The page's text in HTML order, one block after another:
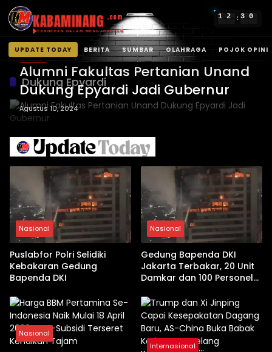
KABAMINANG .com
TERDEPAN DALAM MENGABARKAN
1 2 : 3 0
UPDATE TODAY BERITA SUMBAR OLAHRAGA POJOK OPINI
Langsung
konten
Dukung Epyardi
BERITA
Alumni Fakultas Pertanian Unand
Dukung Epyardi Jadi Gubernur
Agustus 10, 2024
Nasional
Puslabfor Polri Selidiki
Kebakaran Gedung
Bapenda DKI
Nasional
Gedung Bapenda DKI
Jakarta Terbakar, 20 Unit
Damkar dan 100 Personel
Nasional
Internasional